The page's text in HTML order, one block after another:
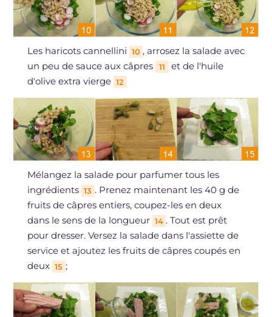
Les haricots cannellini 10 , arrosez la salade avec
un peu de sauce aux câpres
11
et de l'huile
d'olive extra vierge 12
Mélangez la salade pour parfumer tous les
ingrédients 13 . Prenez maintenant les 40 g de
fruits de câpres entiers, coupez-les en deux
dans le sens de la longueur 14 . Tout est prêt
pour dresser. Versez la salade dans l'assiette de
service et ajoutez les fruits de câpres coupés en
deux 15 ;